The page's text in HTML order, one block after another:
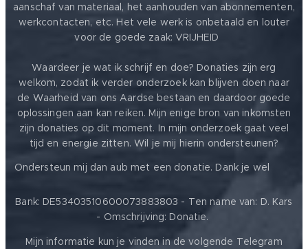
aanschaf van materiaal, het aanhouden van abonnementen,
werkcontacten, etc. Het vele werk is onbetaald en louter
voor de goede zaak: VRIJHEID ❤️
Waardeer je wat ik schrijf en doe? Donaties zijn erg
welkom, zodat ik verder onderzoek kan blijven doen naar
de Waarheid van ons Aardse bestaan en daardoor goede
oplossingen aan kan reiken. Mijn enige bron van inkomsten
zijn donaties op dit moment. In mijn onderzoek gaat veel
tijd en energie zitten. Wil je mij hierin ondersteunen?
Ondersteun mij dan aub met een donatie. Dank je wel
Bank: DE53403510600073883803 - Ten name van: D. Kars
- Omschrijving: Donatie.
Mijn informatie kun je vinden in de volgende Telegram